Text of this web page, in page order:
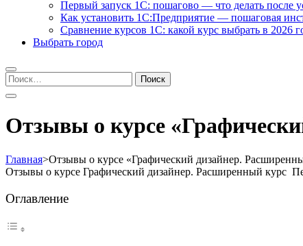
Первый запуск 1С: пошагово — что делать после
Как установить 1С:Предприятие — пошаговая
Сравнение курсов 1С: какой курс выбрать в 2026
Выбрать город
Найти:
Отзывы о курсе
Главная>Отзывы о курсе «Графический дизайнер.
Отзывы о курсе Графический дизайнер. Расширенный курс
Оглавление